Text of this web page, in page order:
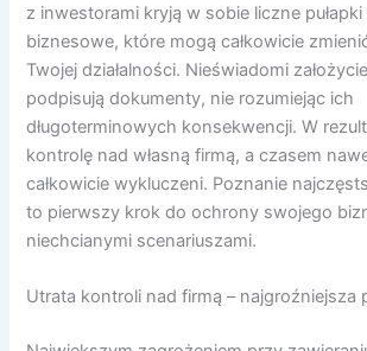
z inwestorami kryją w sobie liczne
biznesowe, które mogą całkowicie
Twojej działalności. Nieświadomi
podpisują dokumenty, nie rozumiejąc ich
długoterminowych konsekwencji. W
kontrolę nad własną firmą, a czasem
całkowicie wykluczeni. Poznanie
to pierwszy krok do ochrony swojego
niechcianymi scenariuszami.
Utrata kontroli nad firmą – najgroźniejsza